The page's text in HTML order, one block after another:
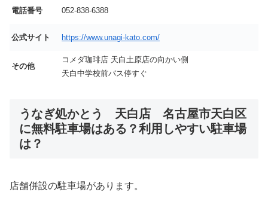
電話番号 052-838-6388
公式サイト https://www.unagi-kato.com/
その他
コメダ珈琲店 天白土原店の向かい側
天白中学校前バス停すぐ
うなぎ処かとう 天白店 名古屋市天白区
に無料駐車場はある？利用しやすい駐車場
は？
店舗併設の駐車場があります。